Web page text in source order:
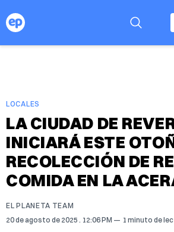
LOCALES
LA CIUDAD DE
INICIARÁ ESTE
RECOLECCIÓN DE
COMIDA EN LA
EL PLANETA TEAM
20 de agosto de 2025 . 12:06 PM 1 minuto de